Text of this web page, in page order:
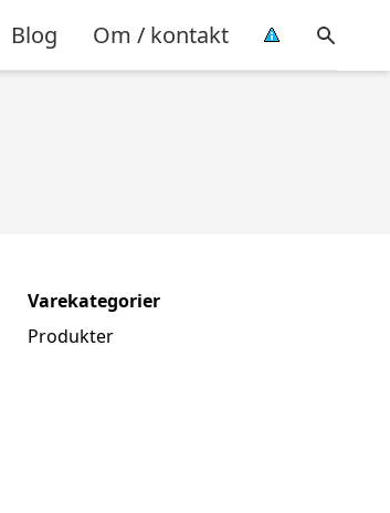
Blog Om / kontakt
Varekategorier
Produkter